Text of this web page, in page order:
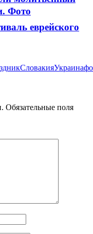
Фото
еврейского
СловакияУкраина
Обязательные поля